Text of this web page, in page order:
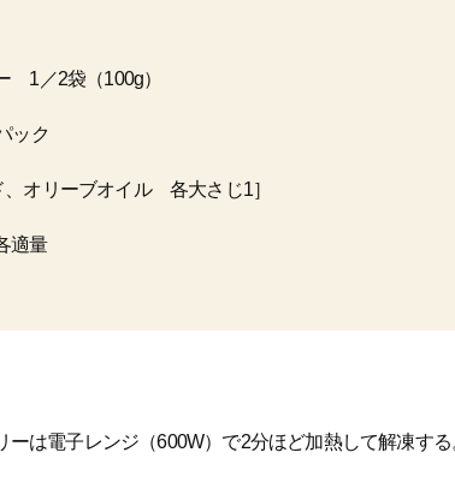
1／2袋（100g）
ック
オリーブオイル 各大さじ1］
適量
ーは電子レンジ（600W）で2分ほど加熱して解凍す